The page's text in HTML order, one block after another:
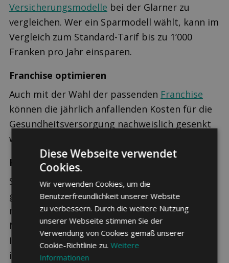
Versicherungsmodelle bei der Glarner zu
vergleichen. Wer ein Sparmodell wählt, kann im
Vergleich zum Standard-Tarif bis zu 1’000
Franken pro Jahr einsparen.
Franchise optimieren
Auch mit der Wahl der passenden Franchise
können die jährlich anfallenden Kosten für die
Gesundheitsversorgung nachweislich gesenkt
werden.
Krankenkasse wechseln
Sollte eine andere Krankenkasse einen deutlich
günstigeren Tarif bieten, ist es ausserdem
möglich den Anbieter zu wechseln, ohne dabei
Nachteile in Kauf nehmen zu müssen. Wie hoch
Ihre Prämie in diesem Fall ausfällt, können Sie
im
Krankenkassenvergleich 2026
Diese Webseite verwendet
Cookies.
Wir verwenden Cookies, um die
Benutzerfreundlichkeit unserer Website
zu verbessern. Durch die weitere Nutzung
unserer Webseite stimmen Sie der
Verwendung von Cookies gemäß unserer
Cookie-Richtlinie zu.Weitere
Informationen